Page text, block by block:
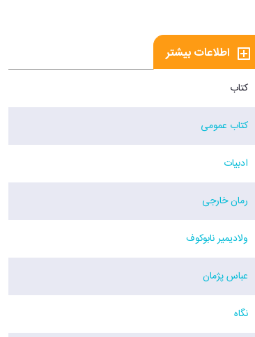
اطلاعات بیشتر
کتاب
کتاب عمومی
ادبیات
رمان خارجی
ولادیمیر نابوکوف
عباس پژمان
نگاه